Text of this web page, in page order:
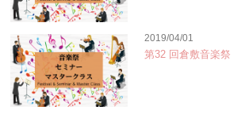
2019/04/01
第32 回倉敷音楽祭